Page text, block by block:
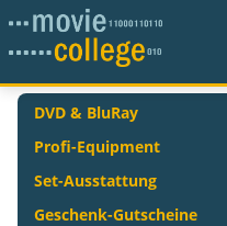
DVD & BluRay
Profi-Equipment
Set-Ausstattung
Geschenk-Gutscheine